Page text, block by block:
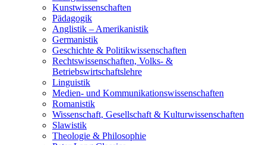
Kunstwissenschaften
Pädagogik
Anglistik – Amerikanistik
Germanistik
Geschichte & Politikwissenschaften
Rechtswissenschaften, Volks- &
Betriebswirtschaftslehre
Linguistik
Medien- und Kommunikationswissenschaften
Romanistik
Wissenschaft, Gesellschaft & Kulturwissenschaften
Slawistik
Theologie & Philosophie